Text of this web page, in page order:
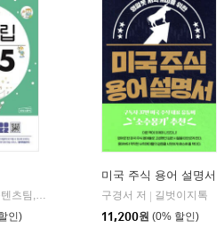
상상스퀘어
인)
미국 주식 용어 설명서
구경서 저 | 길벗이지톡
11,200원 (0% 할인)